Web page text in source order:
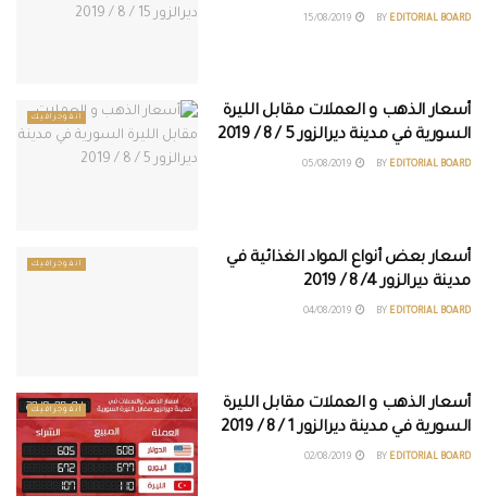
BY EDITORIAL BOARD
انفوجرافيك
أسعار الذهب و العملات مقابل الليرة
السورية في مدينة ديرالزور 5 / 8 / 2019
BY EDITORIAL BOARD
انفوجرافيك
أسعار بعض أنواع المواد الغذائية في
مدينة ديرالزور 4/ 8 / 2019
BY EDITORIAL BOARD
انفوجرافيك
أسعار الذهب و العملات مقابل الليرة
السورية في مدينة ديرالزور 1 / 8 / 2019
BY EDITORIAL BOARD